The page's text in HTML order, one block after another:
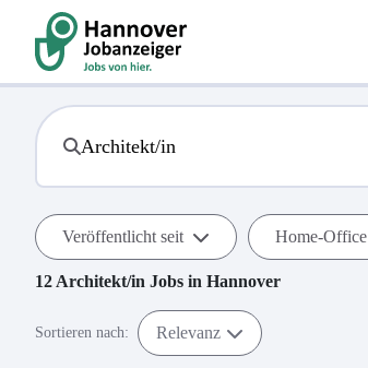
Veröffentlicht seit Home-Office
12 Architekt/in Jobs in Hannover
Sortieren nach: Relevanz